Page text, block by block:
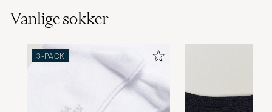
Vanlige sokker
3-PACK